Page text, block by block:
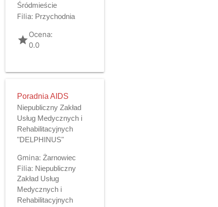
Śródmieście
Filia: Przychodnia
gradeOcena:
0.0
Poradnia AIDS
Niepubliczny Zakład
Usług Medycznych i
Rehabilitacyjnych
"DELPHINUS"
Gmina: Żarnowiec
Filia: Niepubliczny
Zakład Usług
Medycznych i
Rehabilitacyjnych